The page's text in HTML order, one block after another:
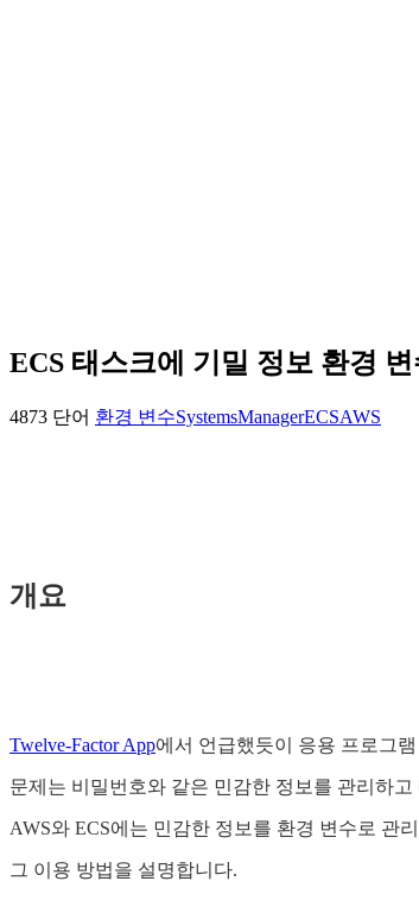
ECS 태스크에 기밀 정보 환경
4873 단어 환경 변수SystemsManagerECSAWS
개요
Twelve-Factor App에서 언급했듯이 응용 프로그
문제는 비밀번호와 같은 민감한 정보를 관리하
AWS와 ECS에는 민감한 정보를 환경 변수로 관
그 이용 방법을 설명합니다.